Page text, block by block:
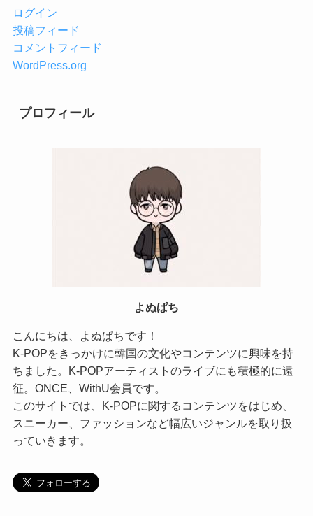
ログイン
投稿フィード
コメントフィード
WordPress.org
プロフィール
よぬぱち
こんにちは、よぬぱちです！
K-POPをきっかけに韓国の文化やコンテンツに興味を持
ちました。K-POPアーティストのライブにも積極的に遠
征。ONCE、WithU会員です。
このサイトでは、K-POPに関するコンテンツをはじめ、
スニーカー、ファッションなど幅広いジャンルを取り扱
っていきます。